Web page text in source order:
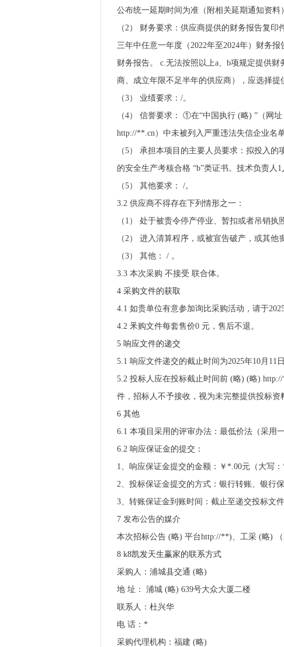
公布统一延期时间为准（附相关延期通知资料
（2） 财务要求：供应商提供的财务报告复
三年中任意一年度（2022年至2024年）财务
财务报告。 c.无法按照以上a、b项规定提供
商、成立年限不足半年的供应商），应选择
（3） 业绩要求：/。
（4） 信誉要求： ①在“中国执行 (略) ”（网
http://**.cn）中未被列入严重违法失信企业名
（5） 承担本项目的主要人员要求：拟投入
的安全生产考核合格 “b”类证书。技术负责人
（5） 其他要求： /。
3.2 供应商不得存在下列情形之一：
（1） 处于被责令停产停业、暂扣或者吊销
（2） 进入清算程序，或被宣告破产，或其他
（3） 其他： / 。
3.3 本次采购 不接受 联合体。
4 采购文件的获取
4.1 如贵单位有意参加询比采购活动，请于
4.2 釆购文件每套售价0 元，售后不退。
5 响应文件的递交
5.1 响应文件递交的截止时间为2025年10月11日
5.2 投标人应在投标截止时间前 (略) (略)
件，招标人不予接收，视为未完整提供投标
6 其他
6.1 本项目采用的评审办法：最低价法（采用一
6.2 响应保证金的提交：
1、响应保证金提交的金额：￥*.00元（大写：
2、投标保证金提交的方式：银行转账、银行
3、转账保证金到账时间：截止至递交投标文
7 发布公告的媒介
本次招标公告 (略) 平台http://**)、工采 (略) （
8 k8凯发天生赢家的联系方式
采购人：浦城县交通 (略)
地 址： 浦城 (略) 639号大众大厦二楼
联系人：杜兴华
电 话：*
采购代理机构：福建 (略)